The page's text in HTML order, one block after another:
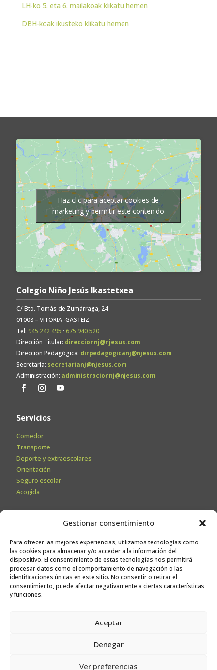
Gestionar consentimiento
Para ofrecer las mejores experiencias, utilizamos tecnologías como
las cookies para almacenar y/o acceder a la información del
dispositivo. El consentimiento de estas tecnologías nos permitirá
procesar datos como el comportamiento de navegación o las
identificaciones únicas en este sitio. No consentir o retirar el
consentimiento, puede afectar negativamente a ciertas características
y funciones.
Aceptar
Denegar
Ver preferencias
LH-ko 5. eta 6. mailakoak klikatu hemen
DBH-koak ikusteko klikatu hemen
Haz clic para aceptar cookies de
marketing y permitir este contenido
Colegio Niño Jesús Ikastetxea
C/ Bto. Tomás de Zumárraga, 24
01008 – VITORIA -GASTEIZ
Tel: 945 242 495 · 675 940 520
Dirección Titular: direccionnj@njesus.com
Dirección Pedagógica: dirpedagogicanj@njesus.com
Secretaría: secretarianj@njesus.com
Administración: administracionnj@njesus.com
Servicios
Comedor
Transporte
Deporte y extraescolares
Orientación
Seguro escolar
Acogida
Admisiones
Calendario escolar
Contacto
Sugerencias